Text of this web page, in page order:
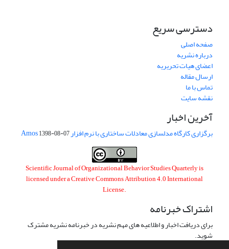
دسترسی سریع
صفحه اصلی
درباره نشریه
اعضای هیات تحریریه
ارسال مقاله
تماس با ما
نقشه سایت
آخرین اخبار
برگزاری کارگاه مدلسازی معادلات ساختاری با نرم افزار Amos1398-08-07
Scientific Journal of Organizational Behavior Studies Quarterly is
licensed under aCreative Commons Attribution 4.0 International
License.
اشتراک خبرنامه
برای دریافت اخبار و اطلاعیه های مهم نشریه در خبرنامه نشریه مشترک
شوید.